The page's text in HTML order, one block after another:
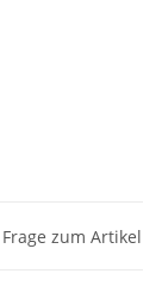
Frage zum Artikel